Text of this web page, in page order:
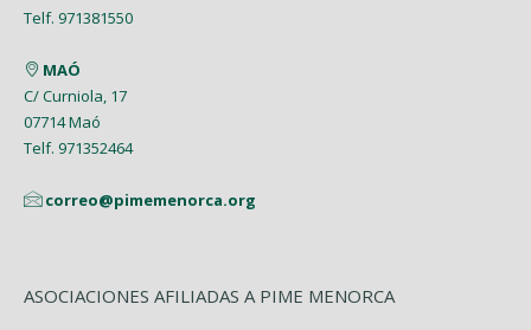
Enero (1)
Enero (2)
Febrero (6)
Enero (2)
Telf. 971381550
MAÓ
C/ Curniola, 17
07714 Maó
Telf. 971352464
correo@pimemenorca.org
ASOCIACIONES AFILIADAS A PIME MENORCA